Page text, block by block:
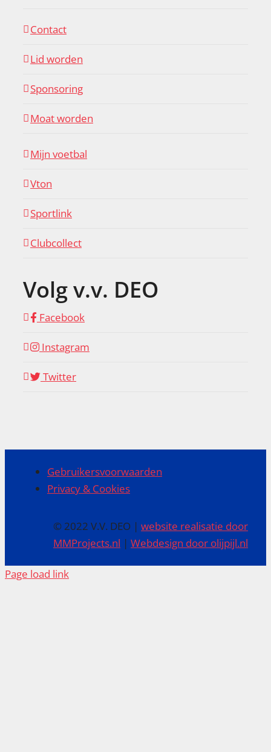
Contact
Lid worden
Sponsoring
Moat worden
Mijn voetbal
Vton
Sportlink
Clubcollect
Volg v.v. DEO
Facebook
Instagram
Twitter
Gebruikersvoorwaarden
Privacy & Cookies
© 2022 V.V. DEO |website realisatie door
MMProjects.nl |Webdesign door olijpijl.nl
Page load link